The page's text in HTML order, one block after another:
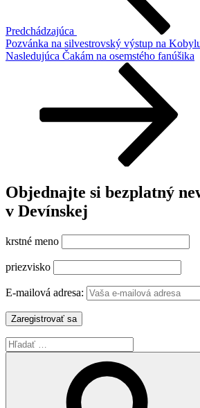
Predchádzajúca
Pozvánka na silvestrovský výstup na
Ďalší
Nasledujúca Čakám na osemstého fanúšika
Objednajte si bezplatný
v Devínskej
krstné meno
priezvisko
E-mailová adresa:
Hľadať: